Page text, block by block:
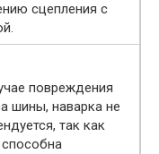
сцепления с
повреждения
шины, наварка не
так как